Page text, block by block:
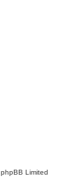
Limited